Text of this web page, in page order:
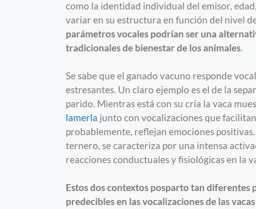
como la identidad individual del emisor,
variar en su estructura en función del nivel
parámetros vocales podrían ser una
tradicionales de bienestar de los animales.
Se sabe que el ganado vacuno responde
estresantes. Un claro ejemplo es el de la
parido. Mientras está con su cría la vaca
lamerla junto con vocalizaciones que
probablemente, reflejan emociones
ternero, se caracteriza por una intensa
reacciones conductuales y fisiológicas en la
Estos dos contextos posparto tan
predecibles en las vocalizaciones de las